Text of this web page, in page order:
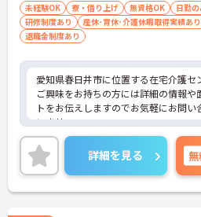
未経験OK 寮・借り上げ 無資格OK 日勤
研修制度あり
産休･育休･介護休暇取得実績あり
退職金制度あり
愛知県春日井市に位置する在宅介護セ
ご興味をお持ちの方には詳細の情報や
トをお伝えしますのでお気軽にお問い
いませ。
詳細を見る